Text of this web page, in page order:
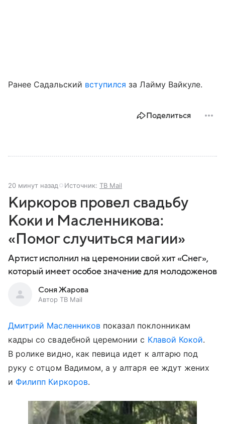
Ранее Садальский вступился за Лайму Вайкуле.
Поделиться
20 минут назад Источник: ТВ Mail
Киркоров провел свадьбу
Коки и Масленникова:
«Помог случиться магии»
Артист исполнил на церемонии свой хит «Снег»,
который имеет особое значение для молодоженов
Соня Жарова
Автор ТВ Mail
Дмитрий Масленниковпоказал поклонникам
кадры со свадебной церемонии с Клавой Кокой.
В ролике видно, как певица идет к алтарю под
руку с отцом Вадимом, а у алтаря ее ждут жених
и Филипп Киркоров.